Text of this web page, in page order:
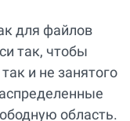
для файлов
так, чтобы
и не занятого
область.